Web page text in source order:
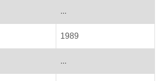
...
1989
...